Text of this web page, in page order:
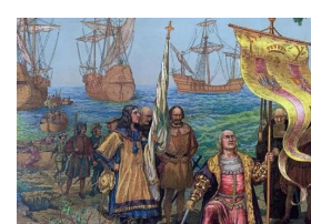
COMEDIA
DRAMA
ÉPICO / MITOLÓGICO
EXPERIMENTOS
FANTÁSTICO
MUSICAL
TERROR
SERVICIOS DE
COMPUTACIÓN
DISEÑO WEB
CONTACTO
TARJETA
DIGITAL